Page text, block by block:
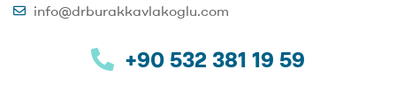
info@drburakkavlakoglu.com
+90 532 381 19 59